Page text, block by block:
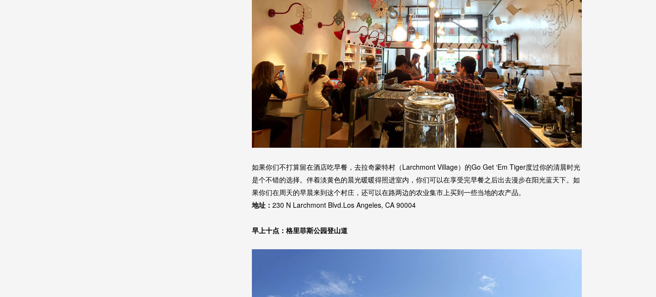
如果你们不打算留在酒店吃早餐，去拉奇蒙特村（Larchmont Village）的Go Get ‘Em Tiger度过你的清晨时光
是个不错的选择。伴着淡黄色的晨光暖暖得照进室内，你们可以在享受完早餐之后出去漫步在阳光蓝天下。如
果你们在周天的早晨来到这个村庄，还可以在路两边的农业集市上买到一些当地的农产品。
地址： 230 N Larchmont Blvd.Los Angeles, CA 90004
早上十点：格里菲斯公园登山道